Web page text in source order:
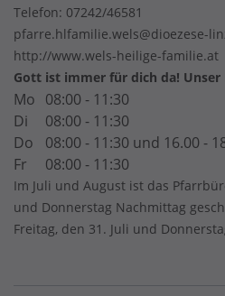
Telefon: 07242/46581
pfarre.hlfamilie.wels@dioezese-
http://www.wels-heilige-familie.at
Gott ist immer für dich da! Unser
Mo 08:00 - 11:30
Di
08:00 - 11:30
Do
08:00 - 11:30 und 16.00 -
Fr
08:00 - 11:30
Im Juli und August ist das
und Donnerstag Nachmittag
Freitag, den 31. Juli und